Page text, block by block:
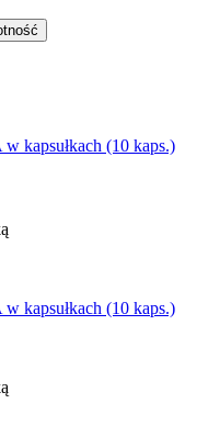
kapsułkach (10 kaps.)
kapsułkach (10 kaps.)